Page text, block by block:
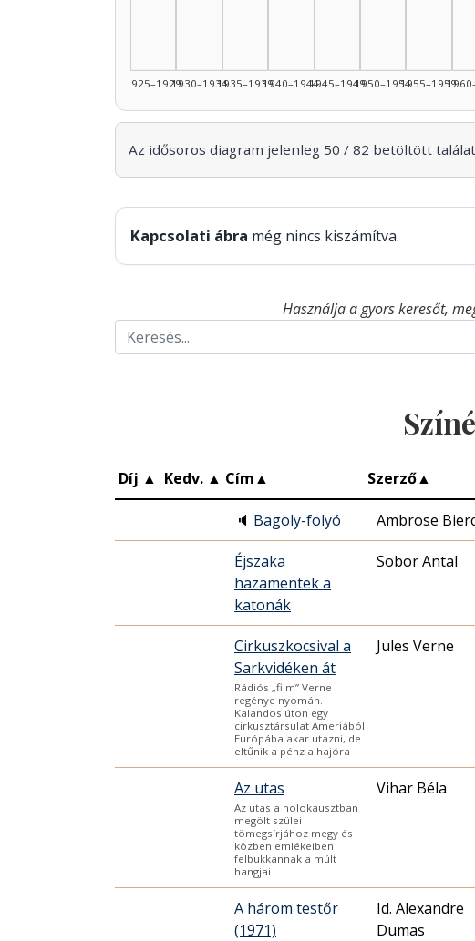
1925–19291930–19341935–19391940–19441945–19491950–19541955–1959
Az idősoros diagram jelenleg 50 / 82 betöltött
Kapcsolati ábra még nincs kiszámítva.
Használja a gyors keresőt,
Díj ▲ Kedv. ▲ Cím▲ Szerző▲
🔈 Bagoly-folyó Ambrose
Éjszaka
hazamentek a
katonák
Sobor Antal
Cirkuszkocsival a
Sarkvidéken át
Rádiós „film” Verne
regénye nyomán.
Kalandos úton egy
cirkusztársulat Ameriából
Európába akar utazni, de
eltűnik a pénz a hajóra
Jules Verne
Az utas
Az utas a holokausztban
megölt szülei
tömegsírjához megy és
közben emlékeiben
felbukkannak a múlt
hangjai.
Vihar Béla
A három testőr
(1971)
Id. Alexandre
Dumas